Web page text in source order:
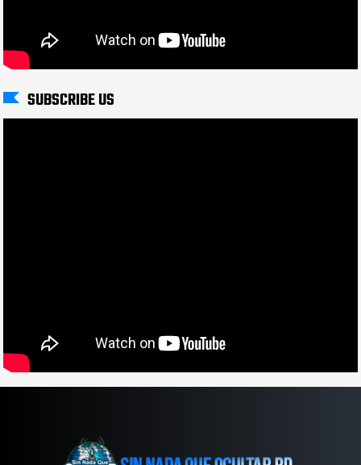
SUBSCRIBE US